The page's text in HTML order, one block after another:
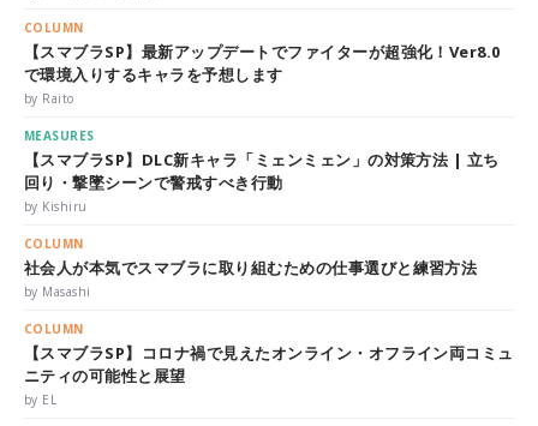
COLUMN
【スマブラSP】最新アップデートでファイターが超強化！Ver8.0
で環境入りするキャラを予想します
by Raito
MEASURES
【スマブラSP】DLC新キャラ「ミェンミェン」の対策方法 | 立ち
回り・撃墜シーンで警戒すべき行動
by Kishiru
COLUMN
社会人が本気でスマブラに取り組むための仕事選びと練習方法
by Masashi
COLUMN
【スマブラSP】コロナ禍で見えたオンライン・オフライン両コミュ
ニティの可能性と展望
by EL